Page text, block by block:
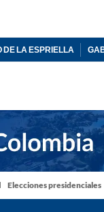
DE LA ESPRIELLA
Elecciones presidenciales